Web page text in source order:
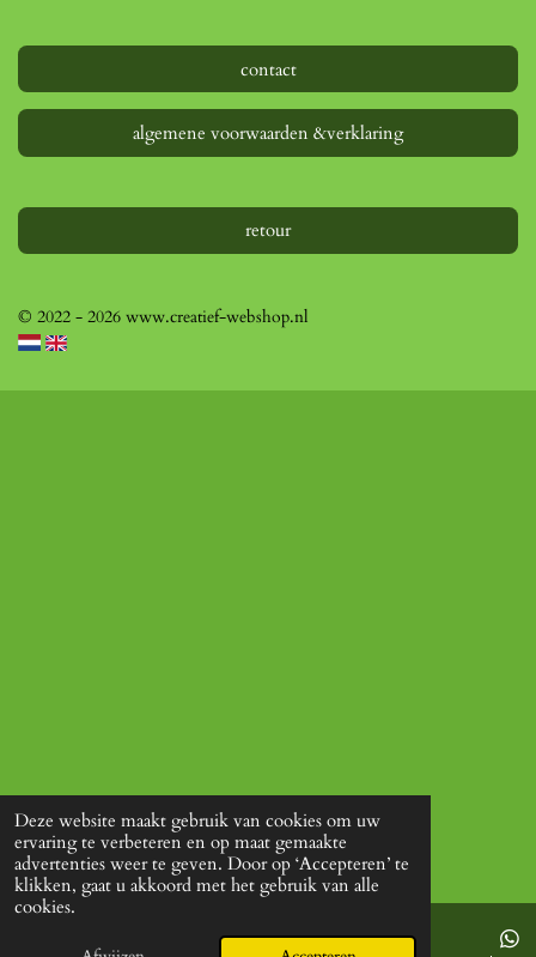
Deze website maakt gebruik van cookies om uw
ervaring te verbeteren en op maat gemaakte
advertenties weer te geven. Door op ‘Accepteren’ te
klikken, gaat u akkoord met het gebruik van alle
cookies.
contact
algemene voorwaarden &verklaring
retour
© 2022 - 2026 www.creatief-webshop.nl